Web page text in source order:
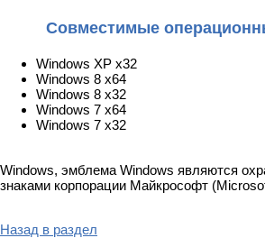
Совместимые
Windows XP x32
Windows 8 x64
Windows 8 x32
Windows 7 x64
Windows 7 x32
Windows, эмблема Windows являются
знаками корпорации Майкрософт
Назад в раздел